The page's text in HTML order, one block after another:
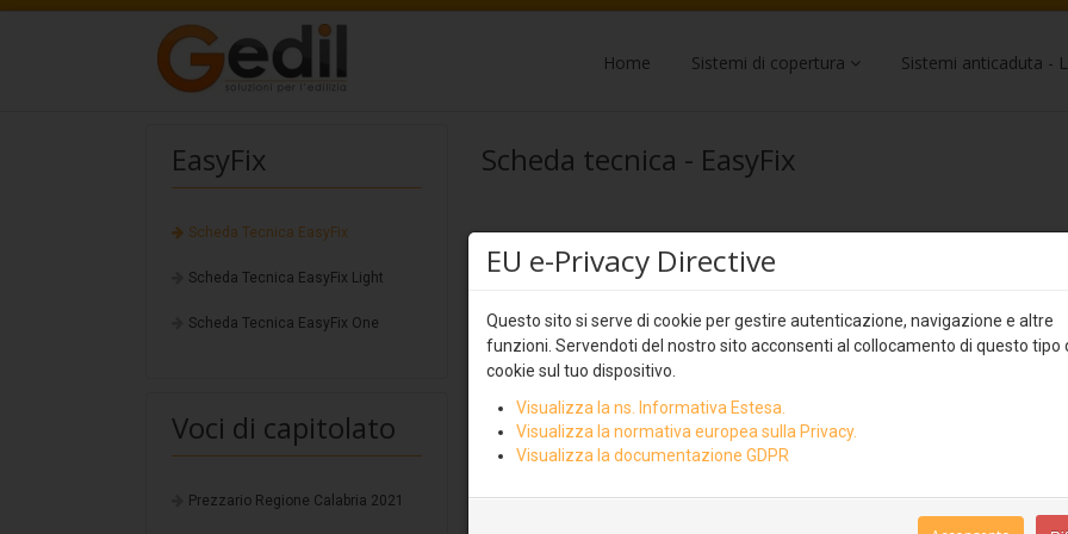
Home Sistemi di copertura Sistemi anticaduta -
EasyFix
Scheda Tecnica EasyFix
Scheda Tecnica EasyFix Light
Scheda Tecnica EasyFix One
Voci di capitolato
Prezzario Regione Calabria 2021
Scheda tecnica - EasyFix
EU e-Privacy Directive
Questo sito si serve di cookie per gestire autenticazione, navigazione e altre
funzioni. Servendoti del nostro sito acconsenti al collocamento di questo tipo
cookie sul tuo dispositivo.
Visualizza la ns. Informativa Estesa.
Visualizza la normativa europea sulla Privacy.
Visualizza la documentazione GDPR